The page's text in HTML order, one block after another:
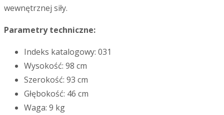
wewnętrznej siły.
Parametry techniczne:
Indeks katalogowy: 031
Wysokość: 98 cm
Szerokość: 93 cm
Głębokość: 46 cm
Waga: 9 kg